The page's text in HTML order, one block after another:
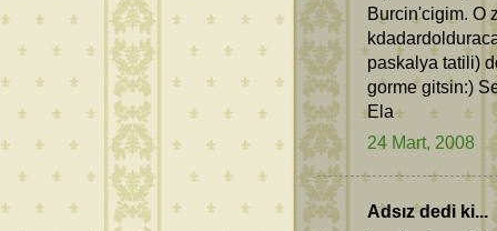
Burcin'cigim. O
paskalya tatili)
gorme gitsin:)
Ela
24 Mart, 2008
Adsız dedi ki...